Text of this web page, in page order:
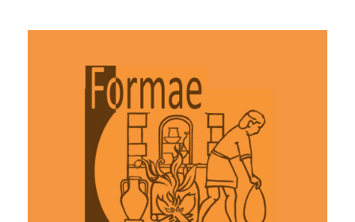
Mostra di ceramica